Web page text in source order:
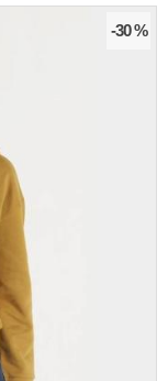
-30 %